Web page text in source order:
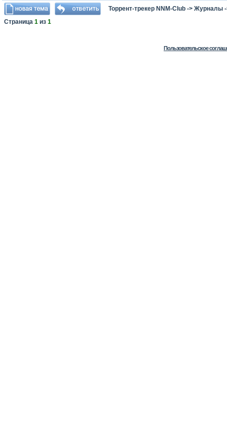
Торрент-трекер NNM-Club -> Журналы
Страница 1 из 1
Пользовательское